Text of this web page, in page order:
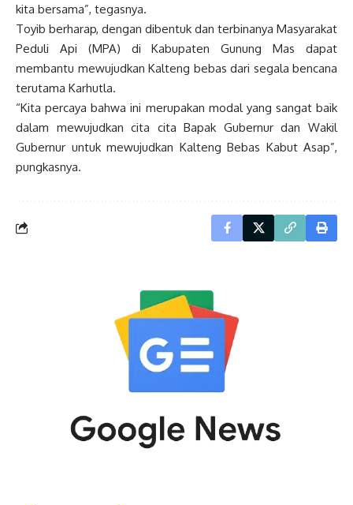
kita bersama”, tegasnya.
Toyib berharap, dengan dibentuk dan terbinanya Masyarakat
Peduli Api (MPA) di Kabupaten Gunung Mas dapat
membantu mewujudkan Kalteng bebas dari segala bencana
terutama Karhutla.
“Kita percaya bahwa ini merupakan modal yang sangat baik
dalam mewujudkan cita cita Bapak Gubernur dan Wakil
Gubernur untuk mewujudkan Kalteng Bebas Kabut Asap”,
pungkasnya.